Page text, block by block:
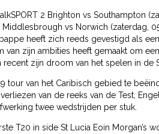
2 Brighton vs Southampton
Middlesbrough vs Norwich (zaterdag,
heeft zich reeds gevestigd als
zijn ambities heeft gemaakt om
zijn droom van het spelen in de
tour van het Caribisch gebied te
van de reeks van de Test,
twee wedstrijden per stuk.
T20 in side St Lucia Eoin Morgan’s